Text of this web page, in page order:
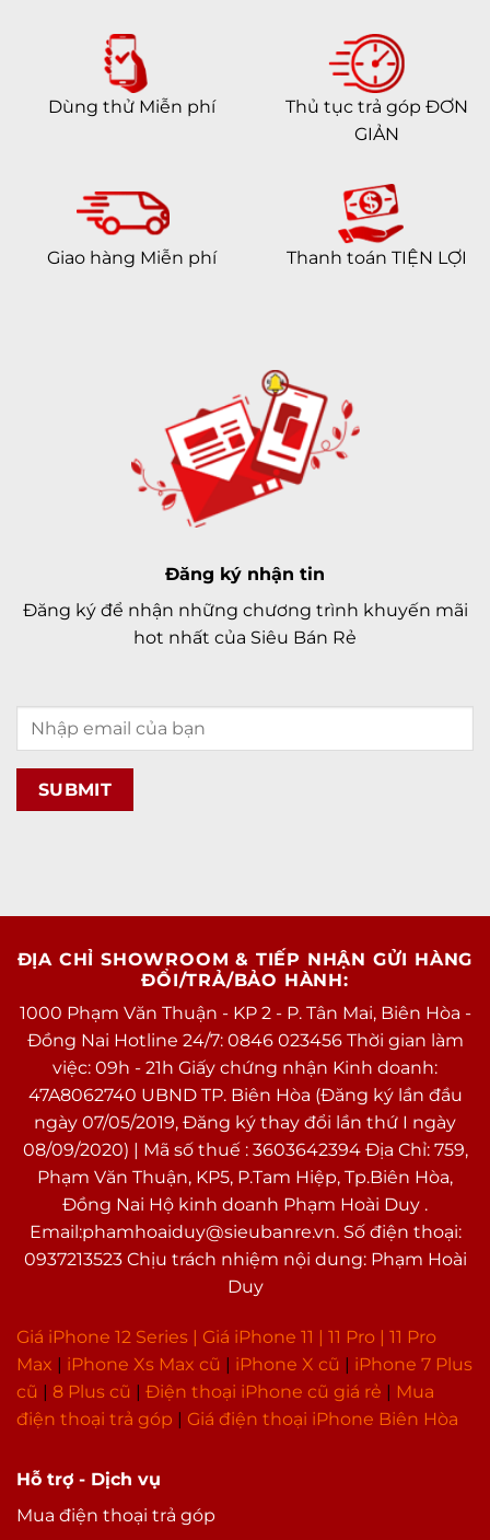
Dùng thử Miễn phí
Thủ tục trả góp ĐƠN
GIẢN
Giao hàng Miễn phí Thanh toán TIỆN LỢI
Đăng ký nhận tin
Đăng ký để nhận những chương trình khuyến mãi
hot nhất của Siêu Bán Rẻ
Hỗ trợ - Dịch vụ
Mua điện thoại trả góp
ĐỊA CHỈ SHOWROOM & TIẾP NHẬN GỬI HÀNG
ĐỔI/TRẢ/BẢO HÀNH:
1000 Phạm Văn Thuận - KP 2 - P. Tân Mai, Biên Hòa -
Đồng Nai Hotline 24/7: 0846 023456 Thời gian làm
việc: 09h - 21h Giấy chứng nhận Kinh doanh:
47A8062740 UBND TP. Biên Hòa (Đăng ký lần đầu
ngày 07/05/2019, Đăng ký thay đổi lần thứ I ngày
08/09/2020) | Mã số thuế : 3603642394 Địa Chỉ: 759,
Phạm Văn Thuận, KP5, P.Tam Hiệp, Tp.Biên Hòa,
Đồng Nai Hộ kinh doanh Phạm Hoài Duy .
Email:phamhoaiduy@sieubanre.vn. Số điện thoại:
0937213523 Chịu trách nhiệm nội dung: Phạm Hoài
Duy
Giá iPhone 12 Series | Giá iPhone 11 | 11 Pro | 11 Pro
Max | iPhone Xs Max cũ | iPhone X cũ | iPhone 7 Plus
cũ | 8 Plus cũ | Điện thoại iPhone cũ giá rẻ | Mua
điện thoại trả góp | Giá điện thoại iPhone Biên Hòa